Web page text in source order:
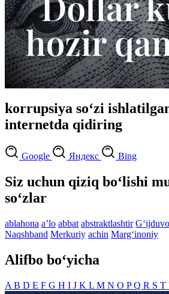
korrupsiya so‘zi
internetda qidiring
Google Яндекс Bing
Siz uchun qiziq bo‘lishi
so‘zlar
ablahona aʼlo abbat abstraktlashtir
Naqshband Merkuriy achin Marg‘inoniy
Alifbo bo‘yicha
A B D E F G H I J K L M N O PQ R S T